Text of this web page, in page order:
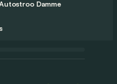
Damme